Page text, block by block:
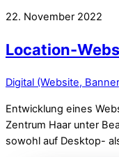
22. November 2022
Location-
Digital (Website,
Entwicklung eines
Zentrum Haar unter
sowohl auf Desktop-